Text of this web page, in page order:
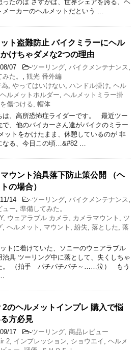
ったのは さすがは、世界シェアを誇る、ヘ
メーカーのヘルメットだという …
ト盗難防止 バイクミラーにヘル
けちゃダメな2つの理由
07 -ツーリング バイクメンテナンス
た。
観光 番外編
為 やってはいけない ハンドル掛け ヘル
ヘルメットホルダー ヘルメットミラー掛
傷つける
帽体
は、高所恐怖症ライダーです。 最近ツー
で、他のバイカーさん達がバイクのミラー
ットをかけたまま、休憩しているのが 非
なる、今日この頃…&#82 …
ウント治具落下防止策公開 （ヘ
の場合）
14 -ツーリング バイクメンテナンス
ュー 準備してみた。
, ウェアラブル カメラ カメラマウント
ツ
ヘルメット マウント 紛失 落とした 落
トに着けていた、ソニーのウェアラブル
治具 ツーリング中に落として、失くしちゃ
。 （拍手 パチパチパチ～……泣） もう
2のヘルメットインプレ 購入で悩
方必見
17 -ツーリング 商品レビュー
2 インプレッション ショウエイ
ヘルメ